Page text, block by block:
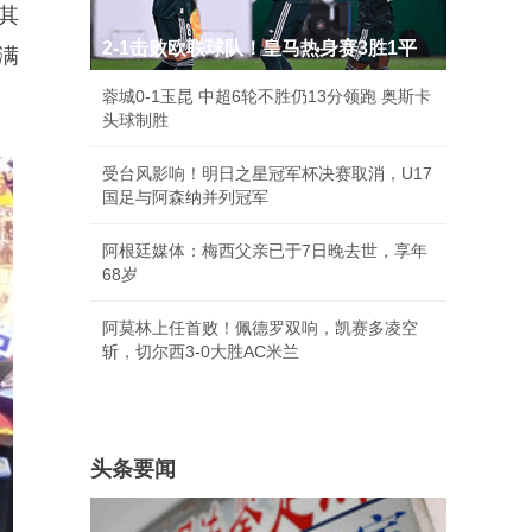
2-1击败欧联球队！皇马热身赛3胜1平
蓉城0-1玉昆 中超6轮不胜仍13分领跑 奥斯卡
头球制胜
受台风影响！明日之星冠军杯决赛取消，U17
国足与阿森纳并列冠军
阿根廷媒体：梅西父亲已于7日晚去世，享年
68岁
阿莫林上任首败！佩德罗双响，凯赛多凌空
斩，切尔西3-0大胜AC米兰
头条要闻